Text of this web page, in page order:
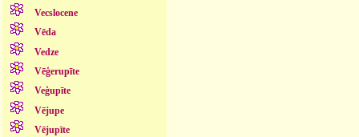
Vecslocene
Vēda
Vedze
Vēģerupīte
Veģupīte
Vējupe
Vējupīte